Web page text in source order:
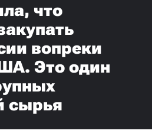
что
вопреки
Это один
сырья